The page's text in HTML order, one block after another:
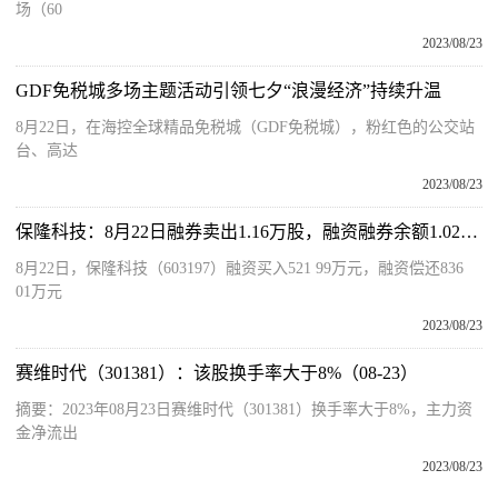
场（60
2023/08/23
GDF免税城多场主题活动引领七夕“浪漫经济”持续升温
8月22日，在海控全球精品免税城（GDF免税城），粉红色的公交站
台、高达
2023/08/23
保隆科技：8月22日融券卖出1.16万股，融资融券余额1.02亿元
8月22日，保隆科技（603197）融资买入521 99万元，融资偿还836
01万元
2023/08/23
赛维时代（301381）：该股换手率大于8%（08-23）
摘要：2023年08月23日赛维时代（301381）换手率大于8%，主力资
金净流出
2023/08/23